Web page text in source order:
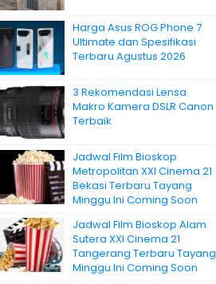
Harga Asus ROG Phone 7
Ultimate dan Spesifikasi
Terbaru Agustus 2026
3 Rekomendasi Lensa
Makro Kamera DSLR Canon
Terbaik
Jadwal Film Bioskop
Metropolitan XXI Cinema 21
Bekasi Terbaru Tayang
Minggu Ini Coming Soon
Jadwal Film Bioskop Alam
Sutera XXI Cinema 21
Tangerang Terbaru Tayang
Minggu Ini Coming Soon